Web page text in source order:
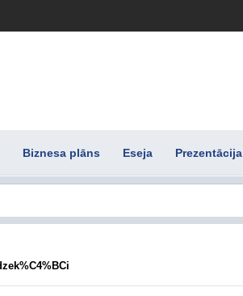
Biznesa plāns Eseja Prezentācija